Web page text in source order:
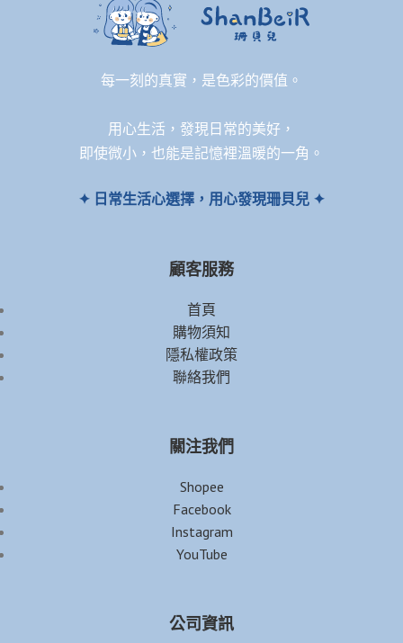
每一刻的真實，是色彩的價值。
用心生活，發現日常的美好，
即使微小，也能是記憶裡溫暖的一角。
✦ 日常生活心選擇，用心發現珊貝兒 ✦
顧客服務
首頁
購物須知
隱私權政策
聯絡我們
關注我們
Shopee
Facebook
Instagram
YouTube
公司資訊